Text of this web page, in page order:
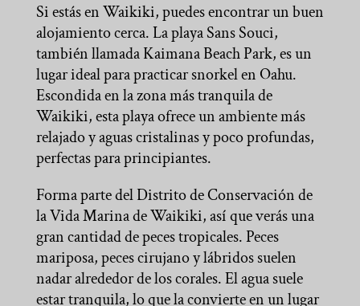
Si estás en Waikiki, puedes encontrar un buen
alojamiento cerca. La playa Sans Souci,
también llamada Kaimana Beach Park, es un
lugar ideal para practicar snorkel en Oahu.
Escondida en la zona más tranquila de
Waikiki, esta playa ofrece un ambiente más
relajado y aguas cristalinas y poco profundas,
perfectas para principiantes.
Forma parte del Distrito de Conservación de
la Vida Marina de Waikiki, así que verás una
gran cantidad de peces tropicales. Peces
mariposa, peces cirujano y lábridos suelen
nadar alrededor de los corales. El agua suele
estar tranquila, lo que la convierte en un lugar